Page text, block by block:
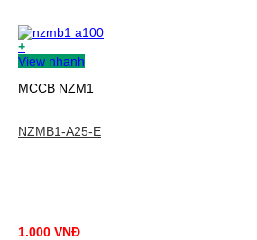
+
View nhanh
MCCB NZM1
NZMB1-A25-E
1.000 VNĐ